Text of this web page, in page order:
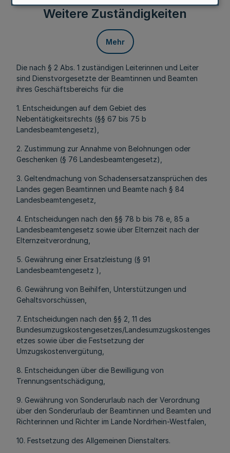
Weitere Zuständigkeiten
Mehr
Die nach § 2 Abs. 1 zuständigen Leiterinnen und Leiter
sind Dienstvorgesetzte der Beamtinnen und Beamten
ihres Geschäftsbereichs für die
1. Entscheidungen auf dem Gebiet des
Nebentätigkeitsrechts (§§ 67 bis 75 b
Landesbeamtengesetz),
2. Zustimmung zur Annahme von Belohnungen oder
Geschenken (§ 76 Landesbeamtengesetz),
3. Geltendmachung von Schadensersatzansprüchen des
Landes gegen Beamtinnen und Beamte nach § 84
Landesbeamtengesetz,
4. Entscheidungen nach den §§ 78 b bis 78 e, 85 a
Landesbeamtengesetz sowie über Elternzeit nach der
Elternzeitverordnung,
5. Gewährung einer Ersatzleistung (§ 91
Landesbeamtengesetz ),
6. Gewährung von Beihilfen, Unterstützungen und
Gehaltsvorschüssen,
7. Entscheidungen nach den §§ 2, 11 des
Bundesumzugskostengesetzes/Landesumzugskostenges
etzes sowie über die Festsetzung der
Umzugskostenvergütung,
8. Entscheidungen über die Bewilligung von
Trennungsentschädigung,
9. Gewährung von Sonderurlaub nach der Verordnung
über den Sonderurlaub der Beamtinnen und Beamten und
Richterinnen und Richter im Lande Nordrhein-Westfalen,
10. Festsetzung des Allgemeinen Dienstalters.